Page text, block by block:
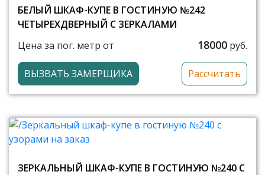
БЕЛЫЙ ШКАФ-КУПЕ В ГОСТИНУЮ №242
ЧЕТЫРЕХДВЕРНЫЙ С ЗЕРКАЛАМИ
Цена за пог. метр от
18000 руб.
ВЫЗВАТЬ ЗАМЕРЩИКА Рассчитать
ЗЕРКАЛЬНЫЙ ШКАФ-КУПЕ В ГОСТИНУЮ №240 С